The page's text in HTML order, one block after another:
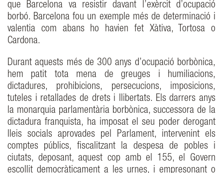
que Barcelona va resistir davant l’exèrcit d’ocupació
borbó. Barcelona fou un exemple més de determinació i
valentia com abans ho havien fet Xàtiva, Tortosa o
Cardona.
Durant aquests més de 300 anys d’ocupació borbònica,
hem patit tota mena de greuges i humiliacions,
dictadures, prohibicions, persecucions, imposicions,
tuteles i retallades de drets i llibertats. Els darrers anys
la monarquia parlamentària borbònica, successora de la
dictadura franquista, ha imposat el seu poder derogant
lleis socials aprovades pel Parlament, intervenint els
comptes públics, fiscalitzant la despesa de pobles i
ciutats, deposant, aquest cop amb el 155, el Govern
escollit democràticament a les urnes, i empresonant o